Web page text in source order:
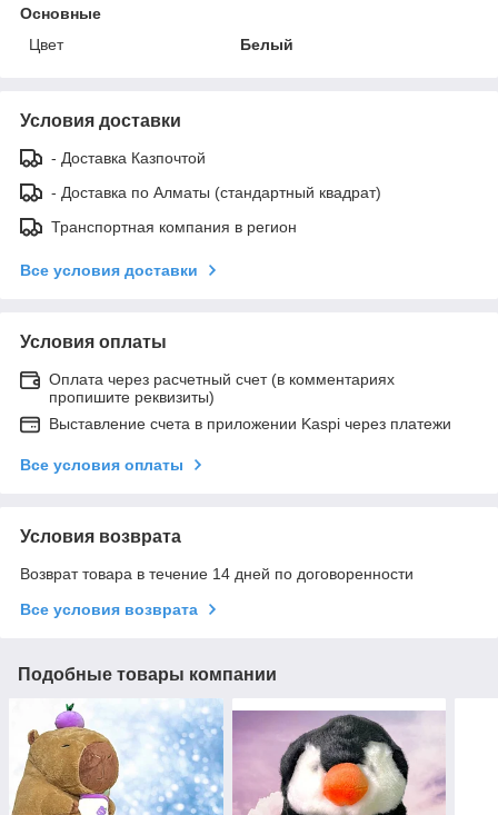
Основные
Цвет
Белый
Условия доставки
- Доставка Казпочтой
- Доставка по Алматы (стандартный квадрат)
Транспортная компания в регион
Все условия доставки
Условия оплаты
Оплата через расчетный счет (в комментариях
пропишите реквизиты)
Выставление счета в приложении Kaspi через платежи
Все условия оплаты
Условия возврата
Возврат товара в течение 14 дней по договоренности
Все условия возврата
Подобные товары компании